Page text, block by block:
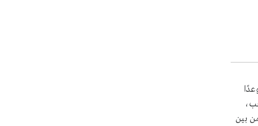
بين